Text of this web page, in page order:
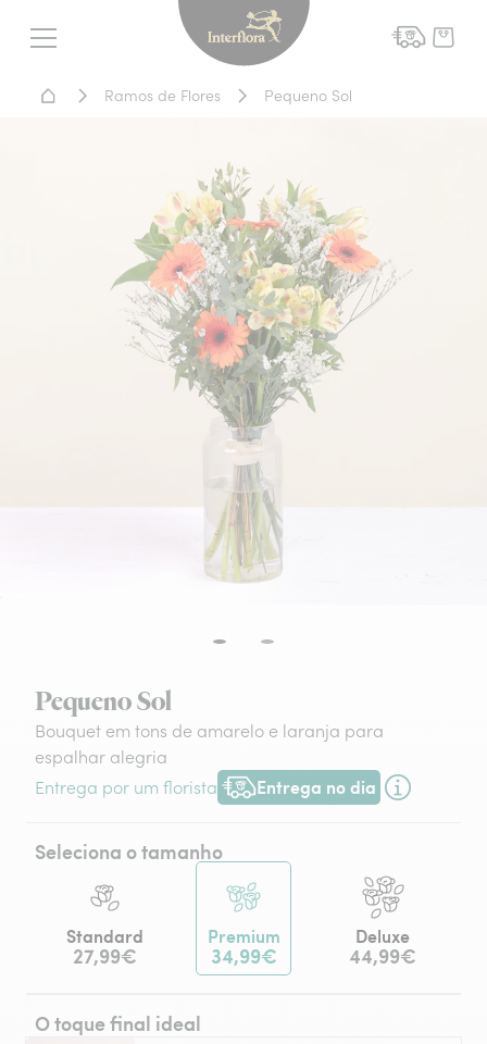
Menu
Interflora - entrega de
Home - Entrega de flores
Ramos de Flores Pequeno Sol
Pequeno Sol
Bouquet em tons de amarelo e laranja para
espalhar alegria
Entrega por um florista
Entrega no dia
Entrega hoje ou na data à tua
Seleciona o tamanho
Standard
27,99€
Premium
34,99€
Deluxe
44,99€
O toque final ideal